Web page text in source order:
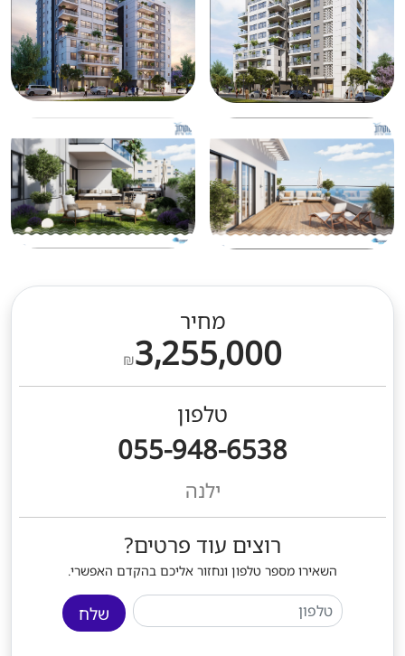
מחיר
₪3,255,000
טלפון
055-948-6538
ילנה
רוצים עוד פרטים?
השאירו מספר טלפון ונחזור אליכם בהקדם האפשרי.
שלח